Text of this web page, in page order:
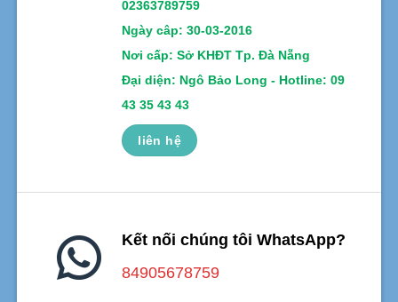
02363789759
Ngày câp: 30-03-2016
Nơi cấp: Sở KHĐT Tp. Đà Nẵng
Đại diện: Ngô Bảo Long - Hotline: 09
43 35 43 43
liên hệ
Kết nối chúng tôi WhatsApp?
84905678759